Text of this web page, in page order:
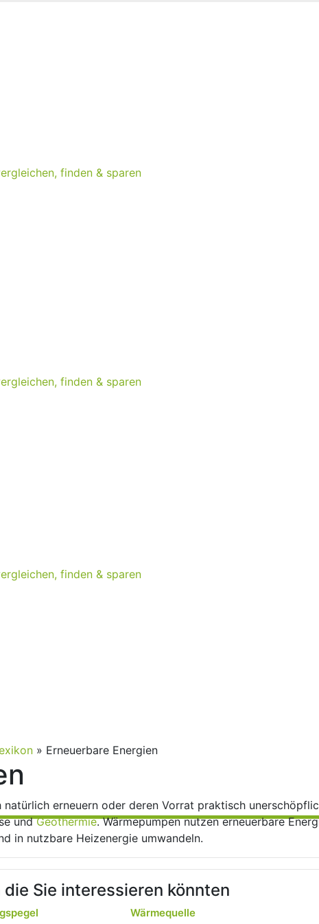
finden & sparen
finden & sparen
finden & sparen
» Erneuerbare Energien
natürlich erneuern oder deren Vorrat praktisch
undGeothermie. Wärmepumpen nutzen erneuerbare
in nutzbare Heizenergie umwandeln.
Sie interessieren könnten
Wärmequelle